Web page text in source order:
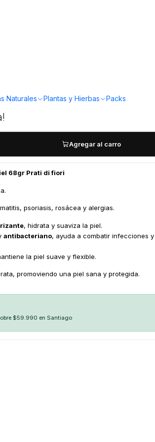
Naturales Plantas y Hierbas Packs
di fiori
Agregar al carro
68gr Prati di fiori
psoriasis, rosácea y alergias.
, hidrata y suaviza la piel.
antibacteriano, ayuda a combatir infecciones
la piel suave y flexible.
promoviendo una piel sana y protegida.
$59.990 en Santiago